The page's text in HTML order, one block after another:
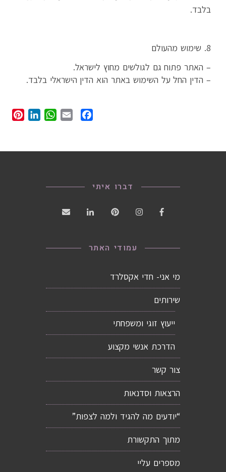
בלבד.
8. שימוש מהעולם
– האתר פתוח גם לגולשים מחוץ לישראל.
– הדין החל על השימוש באתר הוא הדין הישראלי בלבד.
Facebook
Email
דברו איתי
עמודי האתר
מי אני- חדי אקסלרד
שירותים
ייעוץ זוגי ומשפחתי
הדרכת אנשי מקצוע
צור קשר
הרצאות וסדנאות
“יודעים מה להגיד ולמה לצפות”
מתוך התקשורת
מספרים עליי